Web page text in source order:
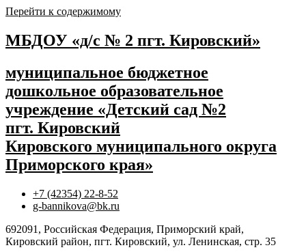
Перейти к содержимому
МБДОУ «д/с № 2 пгт. Кировский»
муниципальное бюджетное
дошкольное образовательное
учреждение «Детский сад №2
пгт. Кировский
Кировского муниципального округа
Приморского края»
+7 (42354) 22-8-52
g-bannikova@bk.ru
692091, Российская Федерация, Приморский край,
Кировский район, пгт. Кировский, ул. Ленинская, стр. 35